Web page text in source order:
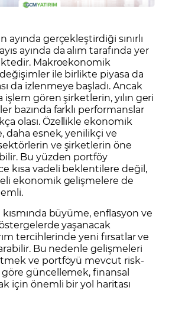
ayında gerçekleştirdiği sınırlı
ayında da alım tarafında yer
Makroekonomik
ile birlikte piyasa da
da izlenmeye başladı. Ancak
işlem gören şirketlerin, yılın geri
bazında farklı performanslar
olası. Özellikle ekonomik
daha esnek, yenilikçi ve
ve şirketlerin öne
Bu yüzden portföy
kısa vadeli beklentilere değil,
ekonomik gelişmelere de
kısmında büyüme, enflasyon ve
yaşanacak
tercihlerinde yeni fırsatlar ve
Bu nedenle gelişmeleri
ve portföyü mevcut risk-
güncellemek, finansal
için önemli bir yol haritası